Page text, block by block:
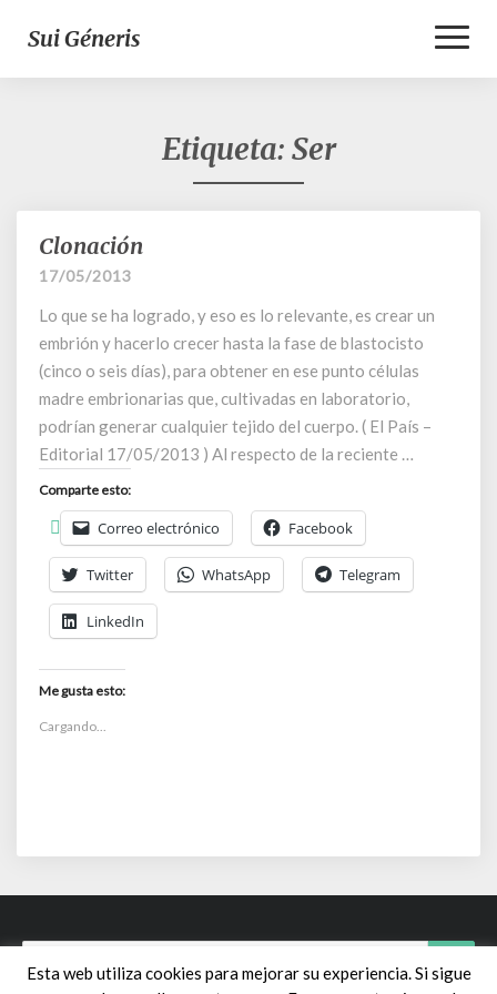
Sui Géneris
Etiqueta: Ser
Clonación
Clonación
17/05/2013
Lo que se ha logrado, y eso es lo relevante, es crear un
embrión y hacerlo crecer hasta la fase de blastocisto
(cinco o seis días), para obtener en ese punto células
madre embrionarias que, cultivadas en laboratorio,
podrían generar cualquier tejido del cuerpo. ( El País –
Editorial 17/05/2013 ) Al respecto de la reciente …
Comparte esto:
Correo electrónico Facebook
Twitter WhatsApp Telegram
LinkedIn
Me gusta esto:
Cargando...
Search
for:
Esta web utiliza cookies para mejorar su experiencia. Si sigue